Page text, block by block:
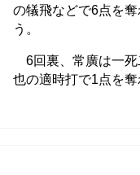
の犠飛などで6点を
う。
6回裏、常廣は一死
也の適時打で1点を奪